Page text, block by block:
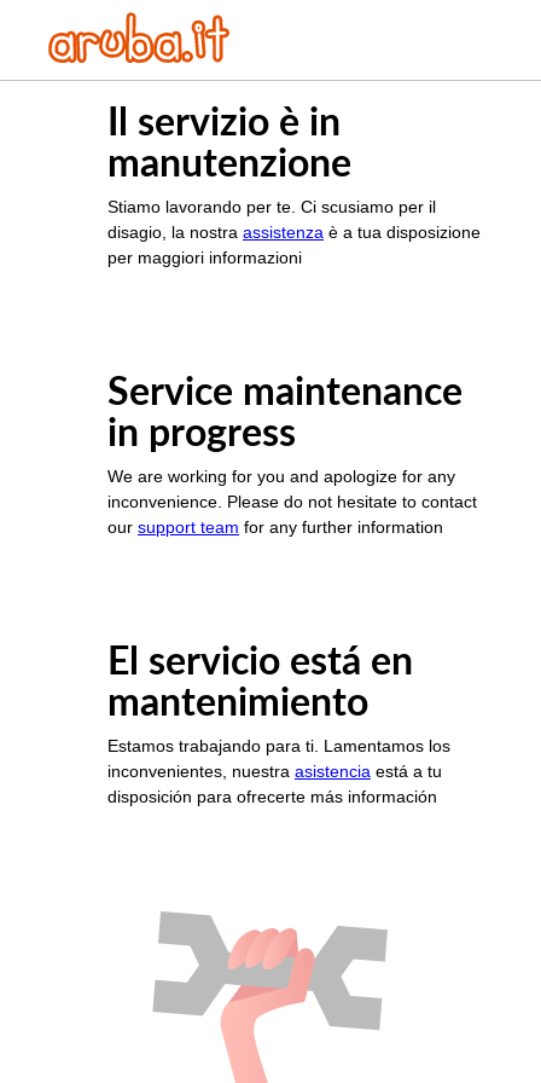
Il servizio è in
manutenzione
Stiamo lavorando per te. Ci scusiamo per il
disagio, la nostra assistenza è a tua disposizione
per maggiori informazioni
Service maintenance
in progress
We are working for you and apologize for any
inconvenience. Please do not hesitate to contact
our support team for any further information
El servicio está en
mantenimiento
Estamos trabajando para ti. Lamentamos los
inconvenientes, nuestra asistencia está a tu
disposición para ofrecerte más información